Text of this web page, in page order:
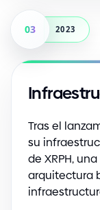
03 2023
Tras el
su
de XRPH,
arquitectura